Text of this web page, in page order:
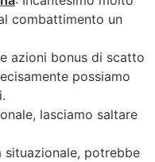
combattimento un
azioni bonus di scatto
possiamo
lasciamo saltare
situazionale, potrebbe